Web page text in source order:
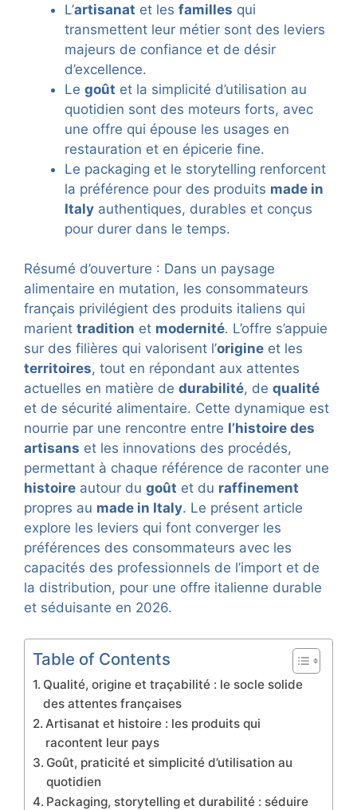
L’artisanat et les familles qui
transmettent leur métier sont des leviers
majeurs de confiance et de désir
d’excellence.
Le goût et la simplicité d’utilisation au
quotidien sont des moteurs forts, avec
une offre qui épouse les usages en
restauration et en épicerie fine.
Le packaging et le storytelling renforcent
la préférence pour des produits made in
Italy authentiques, durables et conçus
pour durer dans le temps.
Résumé d’ouverture : Dans un paysage
alimentaire en mutation, les consommateurs
français privilégient des produits italiens qui
marient tradition et modernité. L’offre s’appuie
sur des filières qui valorisent l’origine et les
territoires, tout en répondant aux attentes
actuelles en matière de durabilité, de qualité
et de sécurité alimentaire. Cette dynamique est
nourrie par une rencontre entre l’histoire des
artisans et les innovations des procédés,
permettant à chaque référence de raconter une
histoire autour du goût et du raffinement
propres au made in Italy. Le présent article
explore les leviers qui font converger les
préférences des consommateurs avec les
capacités des professionnels de l’import et de
la distribution, pour une offre italienne durable
et séduisante en 2026.
Table of Contents
Qualité, origine et traçabilité : le socle solide
des attentes françaises
Artisanat et histoire : les produits qui
racontent leur pays
Goût, praticité et simplicité d’utilisation au
quotidien
Packaging, storytelling et durabilité : séduire